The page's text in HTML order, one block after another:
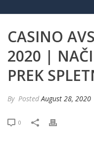
CASINO
2020 |
PREK
By PostedAugust 28, 2020
0